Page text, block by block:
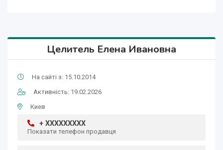
Целитель Елена Ивановна
На сайті з: 15.10.2014
Активність: 19.02.2026
Киев
+ XXXXXXXXX
Показати телефон продавця